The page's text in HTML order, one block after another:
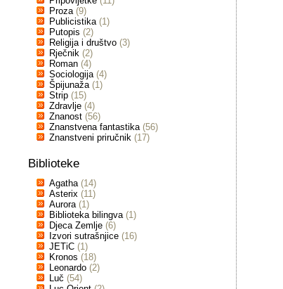
Proza (9)
Publicistika (1)
Putopis (2)
Religija i društvo (3)
Rječnik (2)
Roman (4)
Sociologija (4)
Špijunaža (1)
Strip (15)
Zdravlje (4)
Znanost (56)
Znanstvena fantastika (56)
Znanstveni priručnik (17)
Biblioteke
Agatha (14)
Asterix (11)
Aurora (1)
Biblioteka bilingva (1)
Djeca Zemlje (6)
Izvori sutrašnjice (16)
JETiC (1)
Kronos (18)
Leonardo (2)
Luč (54)